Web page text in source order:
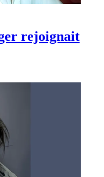
rejoignait